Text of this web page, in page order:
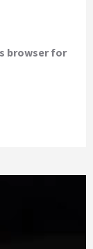
browser for